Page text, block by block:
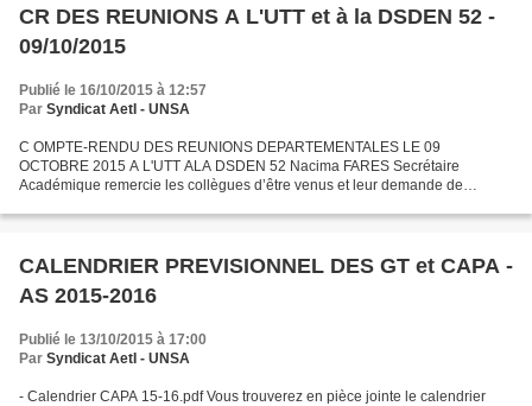
CR DES REUNIONS A L'UTT et à la DSDEN 52 -
09/10/2015
Publié le 16/10/2015 à 12:57
Par Syndicat AetI - UNSA
C OMPTE-RENDU DES REUNIONS DEPARTEMENTALES LE 09
OCTOBRE 2015 A L'UTT ALA DSDEN 52 Nacima FARES Secrétaire
Académique remercie les collègues d’être venus et leur demande de
régime...
CALENDRIER PREVISIONNEL DES GT et CAPA -
AS 2015-2016
Publié le 13/10/2015 à 17:00
Par Syndicat AetI - UNSA
- Calendrier CAPA 15-16.pdf Vous trouverez en pièce jointe le calendrier